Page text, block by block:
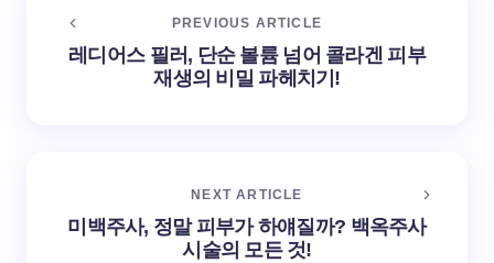
PREVIOUS ARTICLE
레디어스 필러, 단순 볼륨 넘어 콜라겐 피부
재생의 비밀 파헤치기!
NEXT ARTICLE
미백주사, 정말 피부가 하얘질까? 백옥주사
시술의 모든 것!